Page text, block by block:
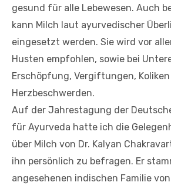
gesund für alle Lebewesen. Auch
kann Milch laut ayurvedischer
eingesetzt werden. Sie wird vor
Husten empfohlen, sowie bei
Erschöpfung, Vergiftungen, Koliken
Herzbeschwerden.
Auf der Jahrestagung der
für Ayurveda hatte ich die
über Milch von Dr. Kalyan
ihn persönlich zu befragen. Er
angesehenen indischen Familie